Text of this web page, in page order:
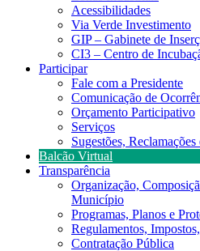
Acessibilidades
Via Verde Investimento
GIP – Gabinete de
CI3 – Centro de
Participar
Fale com a Presidente
Comunicação de
Orçamento Participativo
Serviços
Sugestões,
Balcão Virtual
Transparência
Organização,
Município
Programas, Planos e
Regulamentos,
Contratação Pública